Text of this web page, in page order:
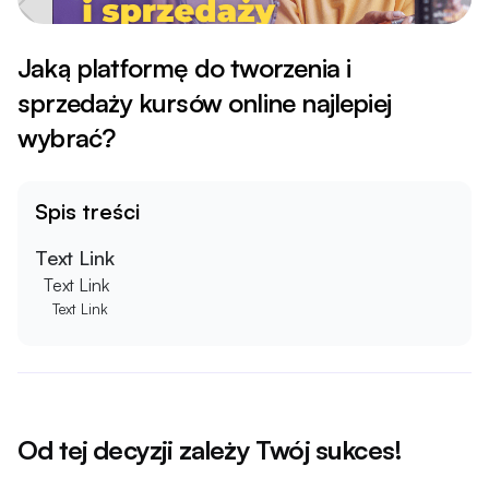
Jaką platformę do tworzenia i
sprzedaży kursów online najlepiej
wybrać?
Spis treści
Text Link
Text Link
Text Link
Od tej decyzji zależy Twój sukces!